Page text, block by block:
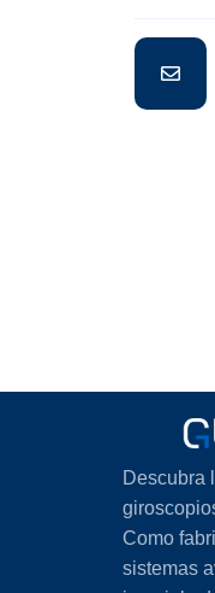
Descubra
Como
sistemas